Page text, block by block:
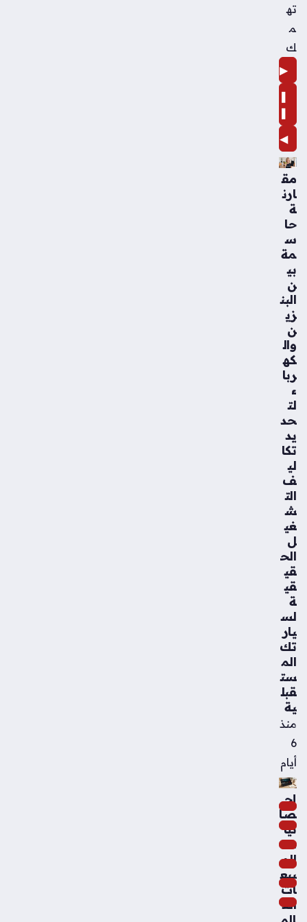
ته
م
ك
▶
❚
❚
◀
مق
ارن
ة
حا
س
مة
بي
ن
البن
زي
ن
وال
كه
ربا
ء
لت
حد
يد
تكا
لي
ف
الت
ش
غي
ل
الح
قي
قي
ة
لس
يار
تك
الم
ست
قبل
ية
منذ
6
أيام
إح
صا
ئيا
ت
الم
بيع
ات
الع